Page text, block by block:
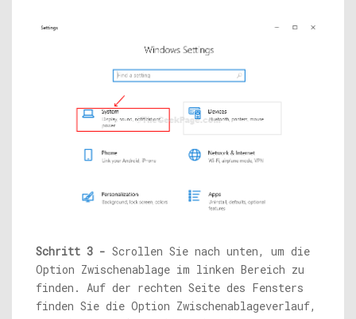
Schritt 3 - Scrollen Sie nach unten, um die
Option Zwischenablage im linken Bereich zu
finden. Auf der rechten Seite des Fensters
finden Sie die Option Zwischenablageverlauf,